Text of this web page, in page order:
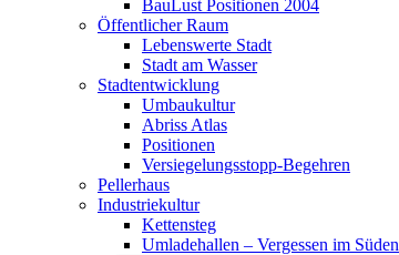
BauLust Positionen 2004
Öffentlicher Raum
Lebenswerte Stadt
Stadt am Wasser
Stadtentwicklung
Umbaukultur
Abriss Atlas
Positionen
Versiegelungsstopp-Begehren
Pellerhaus
Industriekultur
Kettensteg
Umladehallen – Vergessen im Süden